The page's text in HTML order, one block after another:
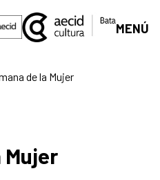
MENÚ
de la Mujer
Mujer